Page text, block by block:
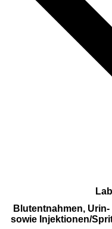
Blutentnahmen,
sowie Injektionen/